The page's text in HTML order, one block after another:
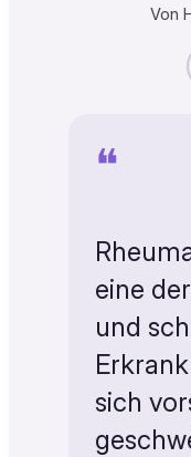
Von
❝
eine
und
sich